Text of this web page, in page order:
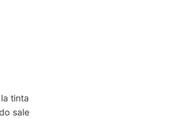
tinta
sale